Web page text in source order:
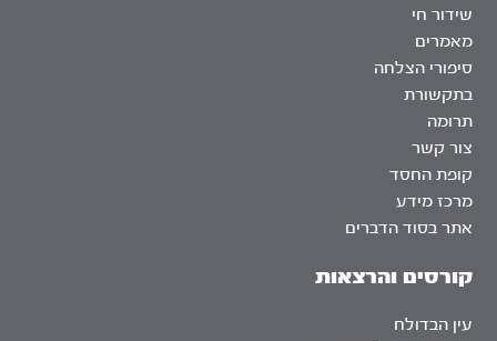
שידור חי
מאמרים
סיפורי הצלחה
בתקשורת
תרומה
צור קשר
קופת החסד
מרכז מידע
אתר בסוד הדברים
קורסים והרצאות
עין הבדולח